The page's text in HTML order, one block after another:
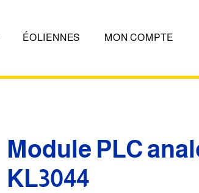
ÉOLIENNES MON COMPTE
Module PLC
KL3044